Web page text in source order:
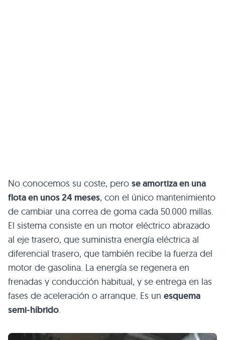
No conocemos su coste, pero se amortiza en una
flota en unos 24 meses, con el único mantenimiento
de cambiar una correa de goma cada 50.000 millas.
El sistema consiste en un motor eléctrico abrazado
al eje trasero, que suministra energía eléctrica al
diferencial trasero, que también recibe la fuerza del
motor de gasolina. La energía se regenera en
frenadas y conducción habitual, y se entrega en las
fases de aceleración o arranque. Es un esquema
semi-híbrido.